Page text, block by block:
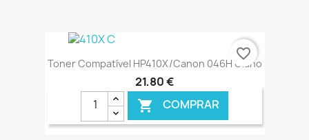
Toner Compatível HP410X/Canon 046H Ciano
21,80 €
 COMPRAR
favorite_border